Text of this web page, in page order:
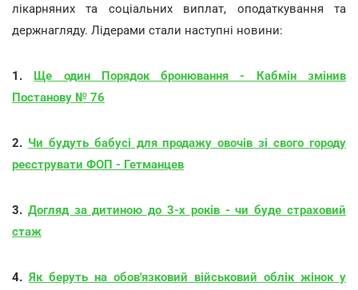
лікарняних та соціальних виплат, оподаткування та
держнагляду. Лідерами стали наступні новини:
1. Ще один Порядок бронювання - Кабмін змінив
Постанову № 76
2. Чи будуть бабусі для продажу овочів зі свого городу
реєструвати ФОП - Гетманцев
3. Догляд за дитиною до 3-х років - чи буде страховий
стаж
4. Як беруть на обов'язковий військовий облік жінок у